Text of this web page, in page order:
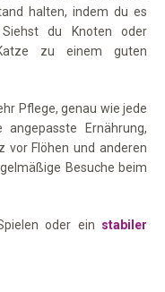
halten, indem du es
du Knoten oder
zu einem guten
Pflege, genau wie jede
Ernährung,
vor Flöhen und anderen
Besuche beim
oder ein stabiler